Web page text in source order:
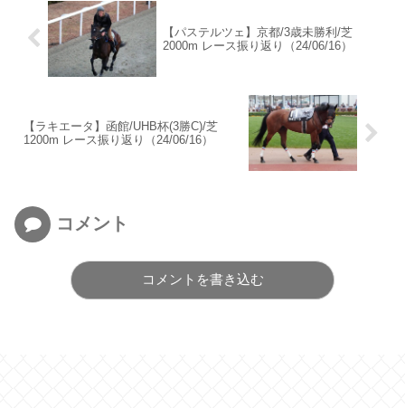
【パステルツェ】京都/3歳未勝利/芝
2000m レース振り返り（24/06/16）
【ラキエータ】函館/UHB杯(3勝C)/芝
1200m レース振り返り（24/06/16）
コメント
コメントを書き込む